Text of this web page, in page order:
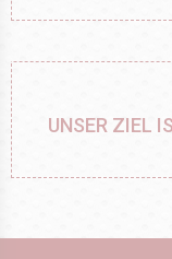
UNSER ZIEL